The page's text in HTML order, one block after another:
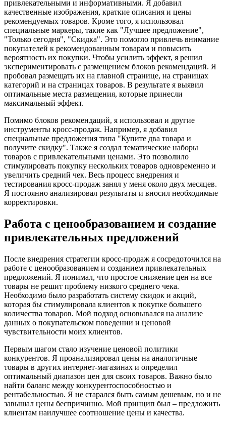
привлекательными и информативными. Я добавил
качественные изображения, краткие описания и цены
рекомендуемых товаров. Кроме того, я использовал
специальные маркеры, такие как "Лучшее предложение",
"Только сегодня", "Скидка". Это помогло привлечь внимание
покупателей к рекомендованным товарам и повысить
вероятность их покупки. Чтобы усилить эффект, я решил
экспериментировать с размещением блоков рекомендаций. Я
пробовал размещать их на главной странице, на страницах
категорий и на страницах товаров. В результате я выявил
оптимальные места размещения, которые принесли
максимальный эффект.
Помимо блоков рекомендаций, я использовал и другие
инструменты кросс-продаж. Например, я добавил
специальные предложения типа "Купите два товара и
получите скидку". Также я создал тематические наборы
товаров с привлекательными ценами. Это позволило
стимулировать покупку нескольких товаров одновременно и
увеличить средний чек. Весь процесс внедрения и
тестирования кросс-продаж занял у меня около двух месяцев.
Я постоянно анализировал результаты и вносил необходимые
корректировки.
Работа с ценообразованием и создание
привлекательных предложений
После внедрения стратегии кросс-продаж я сосредоточился на
работе с ценообразованием и созданием привлекательных
предложений. Я понимал, что простое снижение цен на все
товары не решит проблему низкого среднего чека.
Необходимо было разработать систему скидок и акций,
которая бы стимулировала клиентов к покупке большего
количества товаров. Мой подход основывался на анализе
данных о покупательском поведении и ценовой
чувствительности моих клиентов.
Первым шагом стало изучение ценовой политики
конкурентов. Я проанализировал цены на аналогичные
товары в других интернет-магазинах и определил
оптимальный диапазон цен для своих товаров. Важно было
найти баланс между конкурентоспособностью и
рентабельностью. Я не старался быть самым дешевым, но и не
завышал цены беспричинно. Мой принцип был – предложить
клиентам наилучшее соотношение цены и качества.